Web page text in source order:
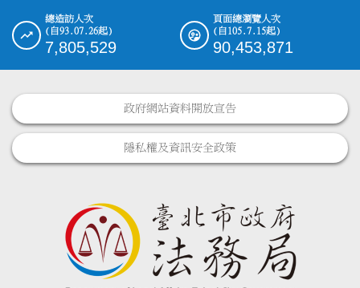
總造訪人次
(自93.07.26起)
7,805,529
頁面總瀏覽人次
(自105.7.15起)
90,453,871
政府網站資料開放宣告
隱私權及資訊安全政策